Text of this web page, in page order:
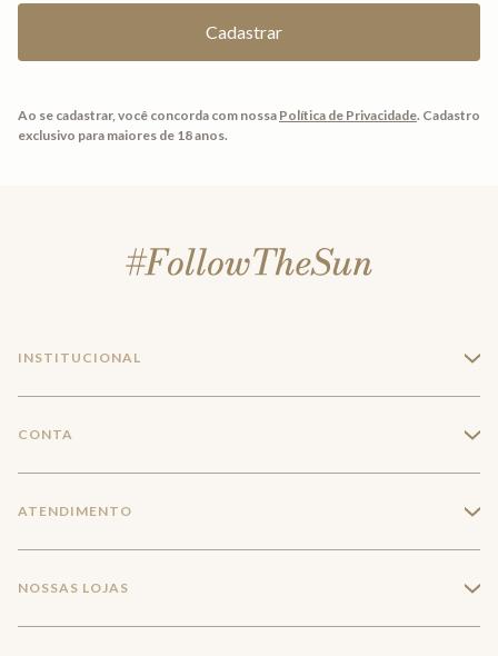
Ao se cadastrar, você concorda com nossa Política de Privacidade. Cadastro
exclusivo para maiores de 18 anos.
INSTITUCIONAL +
Trabalhe conosco
CONTA +
Meus pedidos
ATENDIMENTO +
NOSSAS LOJAS +